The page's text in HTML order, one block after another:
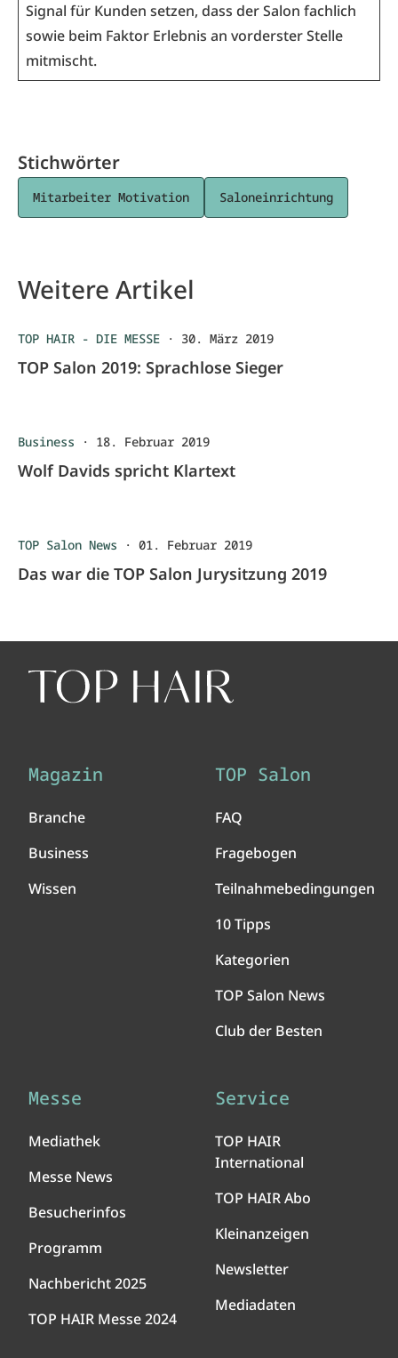
Signal für Kunden setzen, dass der Salon fachlich
sowie beim Faktor Erlebnis an vorderster Stelle
mitmischt.
Stichwörter
Mitarbeiter Motivation Saloneinrichtung
Weitere Artikel
TOP HAIR - DIE MESSE · 30. März 2019
TOP Salon 2019: Sprachlose Sieger
Business · 18. Februar 2019
Wolf Davids spricht Klartext
TOP Salon News · 01. Februar 2019
Das war die TOP Salon Jurysitzung 2019
Magazin
Branche
Business
Wissen
TOP Salon
FAQ
Fragebogen
Teilnahmebedingungen
10 Tipps
Kategorien
TOP Salon News
Club der Besten
Messe
Mediathek
Messe News
Besucherinfos
Programm
Nachbericht 2025
TOP HAIR Messe 2024
Service
TOP HAIR
International
TOP HAIR Abo
Kleinanzeigen
Newsletter
Mediadaten